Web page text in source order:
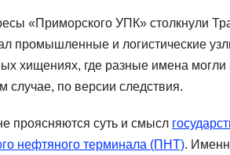
«Приморского УПК» столкнули
промышленные и логистические
хищениях, где разные имена могли
случае, по версии следствия.
проясняются суть и смысл
нефтяного терминала (ПНТ).